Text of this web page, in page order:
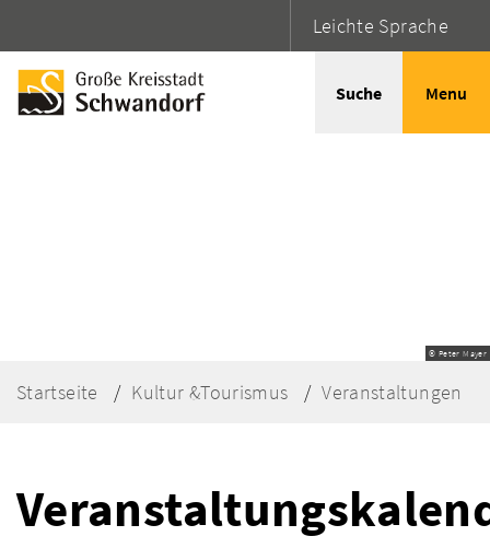
Leichte Sprache
Suche Menu
© Peter Mayer
Startseite Kultur &Tourismus Veranstaltungen